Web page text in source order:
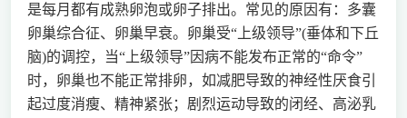
是每月都有成熟卵泡或卵子排出。常见的原因有：多囊
卵巢综合征、卵巢早衰。卵巢受“上级领导”(垂体和下丘
脑)的调控，当“上级领导”因病不能发布正常的“命令”
时，卵巢也不能正常排卵，如减肥导致的神经性厌食引
起过度消瘦、精神紧张；剧烈运动导致的闭经、高泌乳